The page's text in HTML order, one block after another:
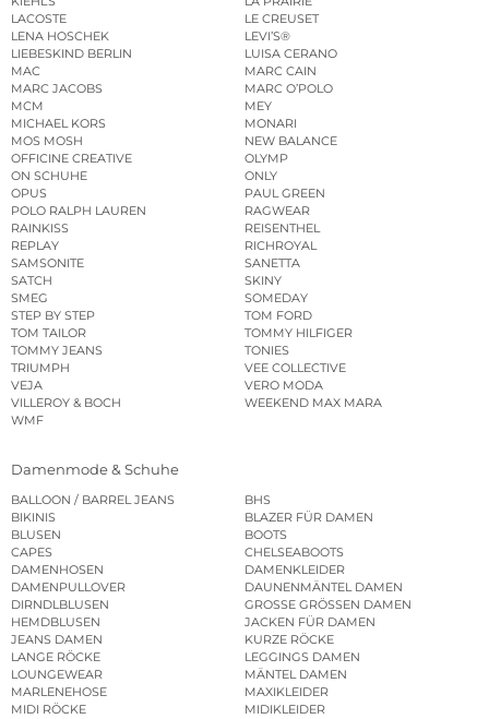
LACOSTE
LE CREUSET
LENA HOSCHEK
LEVI’S®
LIEBESKIND BERLIN
LUISA CERANO
MAC
MARC CAIN
MARC JACOBS
MARC O’POLO
MCM
MEY
MICHAEL KORS
MONARI
MOS MOSH
NEW BALANCE
OFFICINE CREATIVE
OLYMP
ON SCHUHE
ONLY
OPUS
PAUL GREEN
POLO RALPH LAUREN
RAGWEAR
RAINKISS
REISENTHEL
REPLAY
RICHROYAL
SAMSONITE
SANETTA
SATCH
SKINY
SMEG
SOMEDAY
STEP BY STEP
TOM FORD
TOM TAILOR
TOMMY HILFIGER
TOMMY JEANS
TONIES
TRIUMPH
VEE COLLECTIVE
VEJA
VERO MODA
VILLEROY & BOCH
WEEKEND MAX MARA
WMF
Damenmode & Schuhe
BALLOON / BARREL JEANS
BHS
BIKINIS
BLAZER FÜR DAMEN
BLUSEN
BOOTS
CAPES
CHELSEABOOTS
DAMENHOSEN
DAMENKLEIDER
DAMENPULLOVER
DAUNENMÄNTEL DAMEN
DIRNDLBLUSEN
GROSSE GRÖSSEN DAMEN
HEMDBLUSEN
JACKEN FÜR DAMEN
JEANS DAMEN
KURZE RÖCKE
LANGE RÖCKE
LEGGINGS DAMEN
LOUNGEWEAR
MÄNTEL DAMEN
MARLENEHOSE
MAXIKLEIDER
MIDI RÖCKE
MIDIKLEIDER